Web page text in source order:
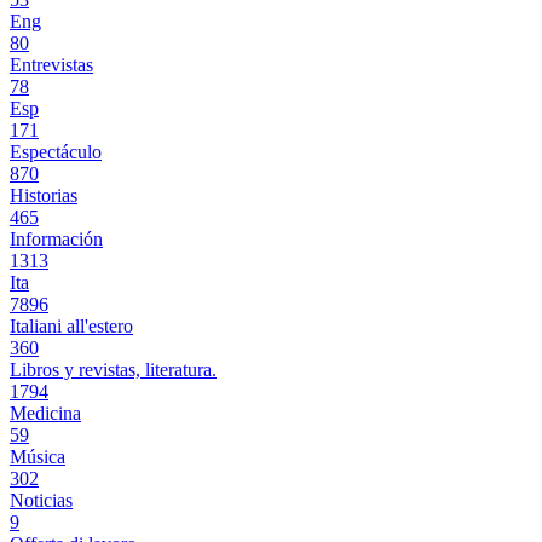
Eng
80
Entrevistas
78
Esp
171
Espectáculo
870
Historias
465
Información
1313
Ita
7896
Italiani all'estero
360
Libros y revistas, literatura.
1794
Medicina
59
Música
302
Noticias
9